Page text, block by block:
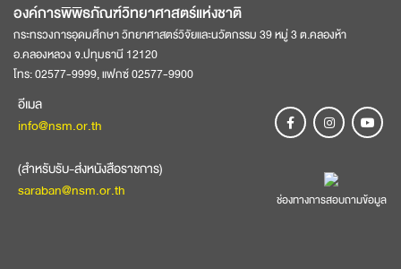
องค์การพิพิธภัณฑ์วิทยาศาสตร์แห่งชาติ
กระทรวงการอุดมศึกษา วิทยาศาสตร์วิจัยและนวัตกรรม 39 หมู่ 3 ต.คลองห้า
อ.คลองหลวง จ.ปทุมธานี 12120
โทร: 02577-9999, แฟกซ์ 02577-9900
อีเมล
info@nsm.or.th
(สำหรับรับ-ส่งหนังสือราชการ)
saraban@nsm.or.th
ช่องทางการสอบถามข้อมูล